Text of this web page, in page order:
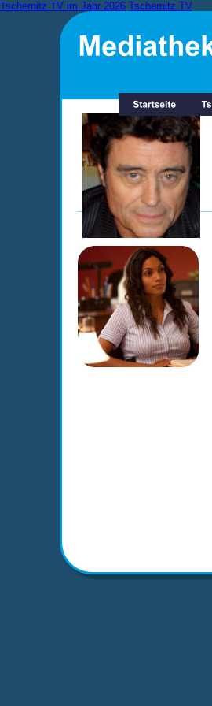
Tschernitz TV im Jahr 2026 Tschernitz TV